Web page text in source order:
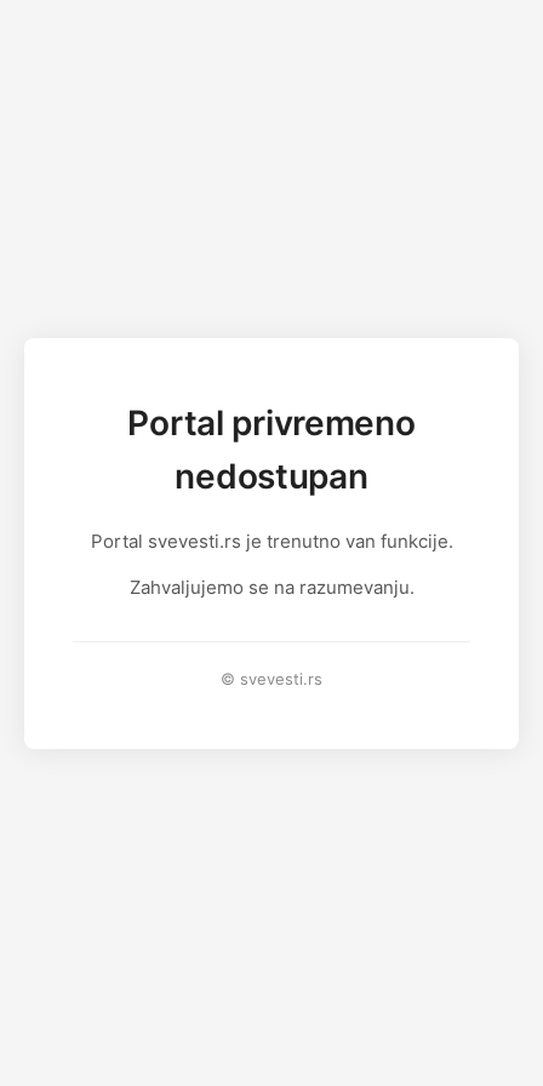
Portal privremeno
nedostupan
Portal svevesti.rs je trenutno van funkcije.
Zahvaljujemo se na razumevanju.
© svevesti.rs